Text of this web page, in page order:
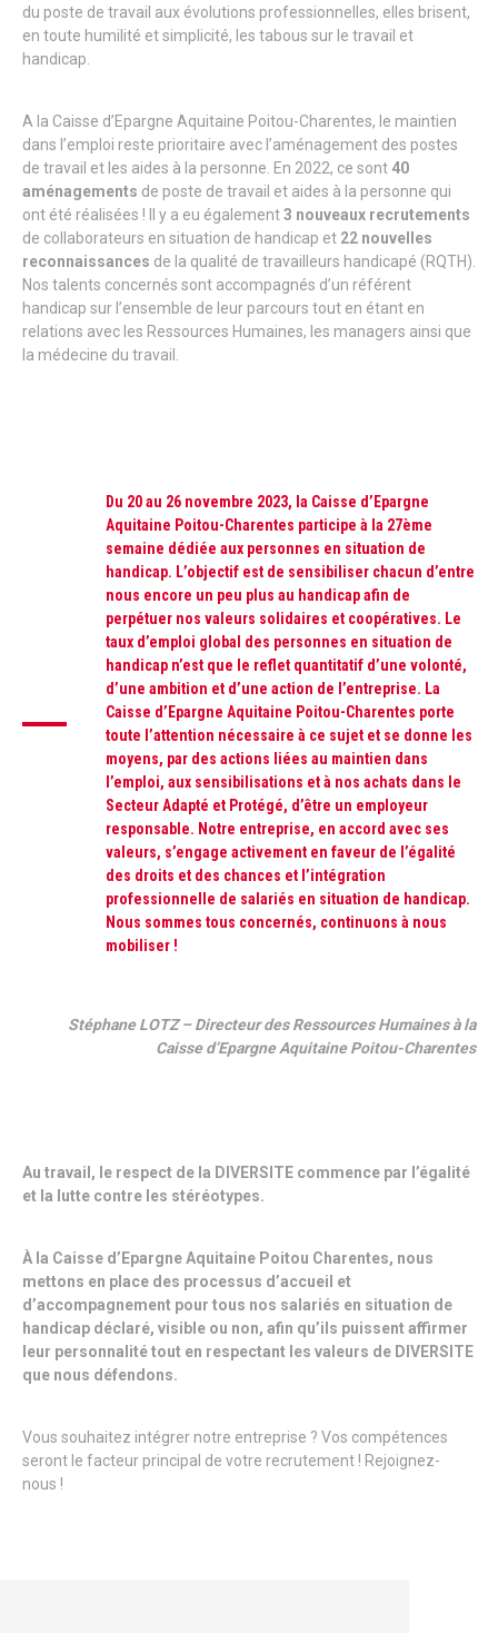
du poste de travail aux évolutions professionnelles, elles brisent,
en toute humilité et simplicité, les tabous sur le travail et
handicap.
A la Caisse d’Epargne Aquitaine Poitou-Charentes, le maintien
dans l’emploi reste prioritaire avec l’aménagement des postes
de travail et les aides à la personne. En 2022, ce sont 40
aménagements de poste de travail et aides à la personne qui
ont été réalisées ! Il y a eu également3 nouveaux recrutements
de collaborateurs en situation de handicap et 22 nouvelles
reconnaissances de la qualité de travailleurs handicapé (RQTH).
Nos talents concernés sont accompagnés d’un référent
handicap sur l’ensemble de leur parcours tout en étant en
relations avec les Ressources Humaines, les managers ainsi que
la médecine du travail.
Du 20 au 26 novembre 2023, la Caisse d’Epargne
Aquitaine Poitou-Charentes participe à la 27ème
semaine dédiée aux personnes en situation de
handicap. L’objectif est de sensibiliser chacun d’entre
nous encore un peu plus au handicap afin de
perpétuer nos valeurs solidaires et coopératives. Le
taux d’emploi global des personnes en situation de
handicap n’est que le reflet quantitatif d’une volonté,
d’une ambition et d’une action de l’entreprise. La
Caisse d’Epargne Aquitaine Poitou-Charentes porte
toute l’attention nécessaire à ce sujet et se donne les
moyens, par des actions liées au maintien dans
l’emploi, aux sensibilisations et à nos achats dans le
Secteur Adapté et Protégé, d’être un employeur
responsable. Notre entreprise, en accord avec ses
valeurs, s’engage activement en faveur de l’égalité
des droits et des chances et l’intégration
professionnelle de salariés en situation de handicap.
Nous sommes tous concernés, continuons à nous
mobiliser !
Stéphane LOTZ – Directeur des Ressources Humaines à la
Caisse d’Epargne Aquitaine Poitou-Charentes
Au travail, le respect de la DIVERSITE commence par l’égalité
et la lutte contre les stéréotypes.
À la Caisse d’Epargne Aquitaine Poitou Charentes, nous
mettons en place des processus d’accueil et
d’accompagnement pour tous nos salariés en situation de
handicap déclaré, visible ou non, afin qu’ils puissent affirmer
leur personnalité tout en respectant les valeurs de DIVERSITE
que nous défendons.
Vous souhaitez intégrer notre entreprise ? Vos compétences
seront le facteur principal de votre recrutement ! Rejoignez-
nous !